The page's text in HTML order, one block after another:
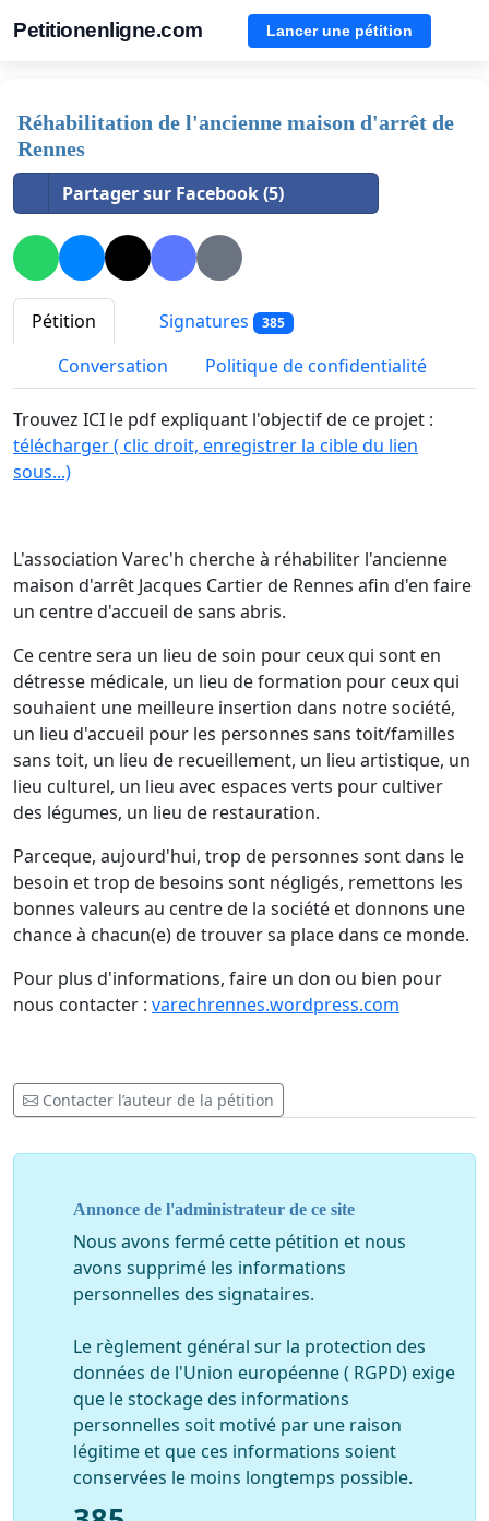
Petitionenligne.com Lancer une pétition
Réhabilitation de l'ancienne maison d'arrêt de
Rennes
Partager sur Facebook (5)
Pétition Signatures 385
Conversation Politique de confidentialité
Trouvez ICI le pdf expliquant l'objectif de ce projet :
télécharger ( clic droit, enregistrer la cible du lien
sous...)
L'association Varec'h cherche à réhabiliter l'ancienne
maison d'arrêt Jacques Cartier de Rennes afin d'en faire
un centre d'accueil de sans abris.
Ce centre sera un lieu de soin pour ceux qui sont en
détresse médicale, un lieu de formation pour ceux qui
souhaient une meilleure insertion dans notre société,
un lieu d'accueil pour les personnes sans toit/familles
sans toit, un lieu de recueillement, un lieu artistique, un
lieu culturel, un lieu avec espaces verts pour cultiver
des légumes, un lieu de restauration.
Parceque, aujourd'hui, trop de personnes sont dans le
besoin et trop de besoins sont négligés, remettons les
bonnes valeurs au centre de la société et donnons une
chance à chacun(e) de trouver sa place dans ce monde.
Pour plus d'informations, faire un don ou bien pour
nous contacter : varechrennes.wordpress.com
Contacter l’auteur de la pétition
Annonce de l'administrateur de ce site
Nous avons fermé cette pétition et nous
avons supprimé les informations
personnelles des signataires.
Le règlement général sur la protection des
données de l'Union européenne ( RGPD) exige
que le stockage des informations
personnelles soit motivé par une raison
légitime et que ces informations soient
conservées le moins longtemps possible.